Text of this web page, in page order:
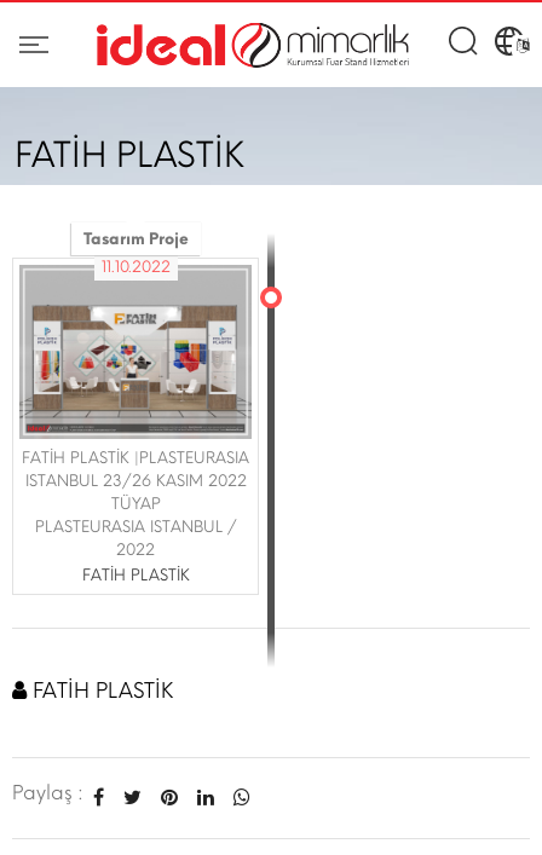
FATİH PLASTİK
Tasarım Proje
11.10.2022
FATİH PLASTİK |PLASTEURASIA
ISTANBUL 23/26 KASIM 2022
TÜYAP
PLASTEURASIA ISTANBUL /
2022
FATİH PLASTİK
FATİH PLASTİK
Paylaş :